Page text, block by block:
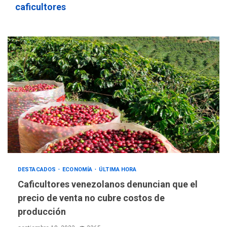
caficultores
DESTACADOS ECONOMÍA ÚLTIMA HORA
Caficultores venezolanos denuncian que el
precio de venta no cubre costos de
producción
3
DEPORTES
MUNDIAL DE FÚTBOL 2026
La FIFA se «disculpa» por
plan fallido de privatización